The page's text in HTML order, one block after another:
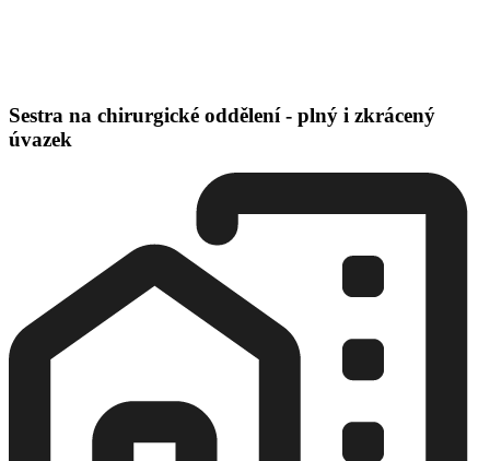
Sestra na chirurgické oddělení - plný i zkrácený
úvazek